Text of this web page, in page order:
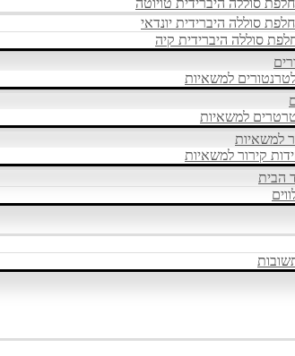
סוללה היברידית טויוטה
סוללה היברידית יונדאי
סוללה היברידית קיה
למשאיות
למשאיות
למשאיות
קירור למשאיות
הבית